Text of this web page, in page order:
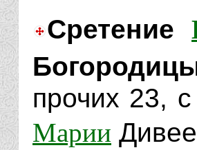
Сретение
прочих 23,
Марии